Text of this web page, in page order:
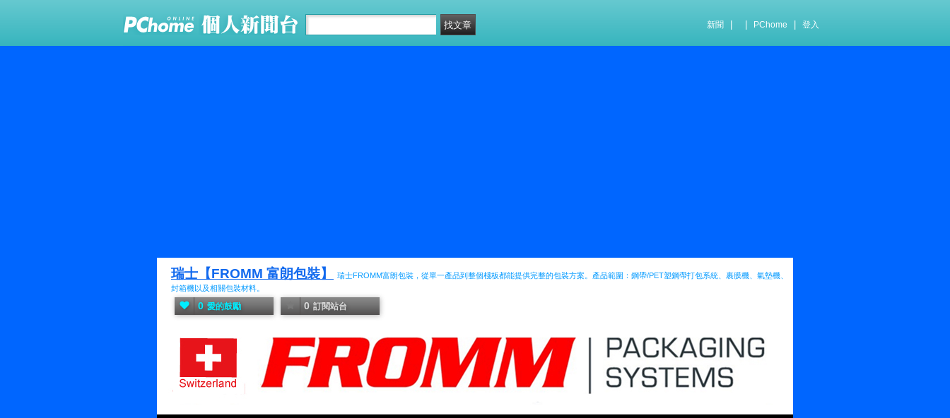
新聞 PChome 登入
瑞士【FROMM 富朗包裝】
瑞士FROMM富朗包裝，從單一產品到整個棧板都能提供完整的包裝方案。產品範圍：鋼帶/PET塑鋼帶打包系統、裹膜機、氣墊機、
封箱機以及相關包裝材料。
0 愛的鼓勵 0 訂閱站台